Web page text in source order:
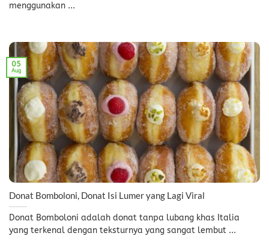
menggunakan ...
Donat Bomboloni, Donat Isi Lumer yang Lagi Viral
Donat Bomboloni adalah donat tanpa lubang khas Italia
yang terkenal dengan teksturnya yang sangat lembut ...
05
Aug